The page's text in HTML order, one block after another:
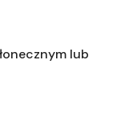
lub